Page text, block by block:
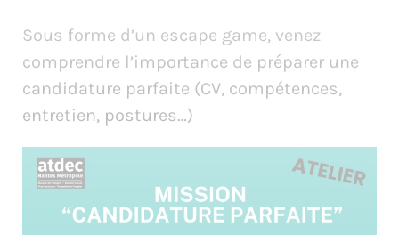
Sous forme d’un escape game, venez
comprendre l’importance de préparer une
candidature parfaite (CV, compétences,
entretien, postures…)